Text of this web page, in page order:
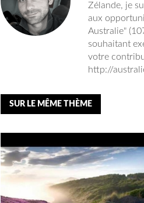
Zélande, je
aux
Australie"
souhaitant
votre
http://
SUR LE MÊME THÈME